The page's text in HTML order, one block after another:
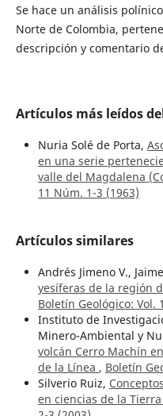
Se hace un análisis
Norte de Colombia,
descripción y comentario
Artículos más leídos
Nuria Solé de Porta,
en una serie
valle del Magdalena
11 Núm. 1-3 (1963)
Artículos similares
Andrés Jimeno V.,
yesíferas de la región
Boletín Geológico: Vol.
Instituto de
Minero-Ambiental y
volcán Cerro Machín
de la Línea , Boletín
Silverio Ruiz,
en ciencias de la Tierra